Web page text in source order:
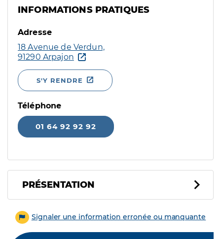
INFORMATIONS PRATIQUES
Adresse
18 Avenue de Verdun,
91290 Arpajon
S'Y RENDRE
Téléphone
01 64 92 92 92
PRÉSENTATION
Signaler une information erronée ou manquante